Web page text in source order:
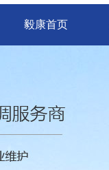
毅康首页